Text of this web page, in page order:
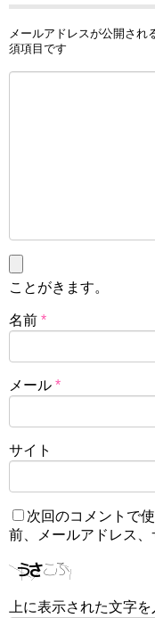
メールアドレスが公開され
須項目です
ことがきます。
名前 *
メール *
サイト
次回のコメントで
前、メールアドレス、
上に表示された文字